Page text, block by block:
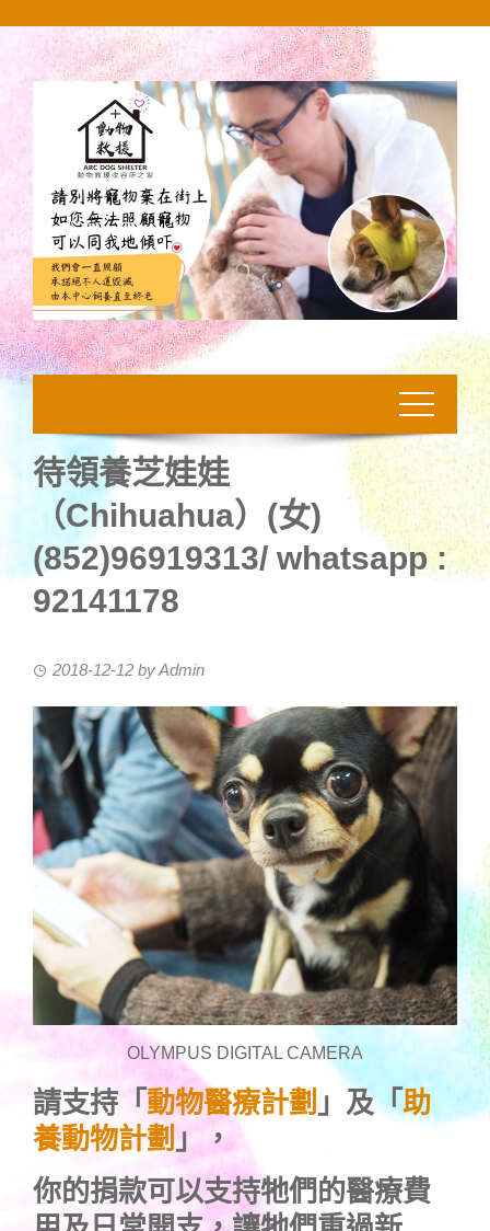
待領養芝娃娃
（Chihuahua）(女)
(852)96919313/ whatsapp :
92141178
2018-12-12 byAdmin
OLYMPUS DIGITAL CAMERA
請支持「 動物醫療計劃 」及「助
養動物計劃 」，
你的捐款可以支持牠們的醫療費